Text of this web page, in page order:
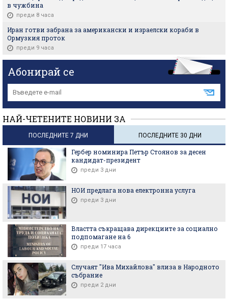
в чужбина
преди 8 часа
Иран готви забрана за американски и израелски кораби в
Ормузкия проток
преди 9 часа
Абонирай се
НАЙ-ЧЕТЕНИТЕ НОВИНИ ЗА
ПОСЛЕДНИТЕ 7 ДНИ ПОСЛЕДНИТЕ 30 ДНИ
Гербер номинира Петър Стоянов за десен
кандидат-президент
преди 3 дни
НОИ предлага нова електронна услуга
преди 3 дни
Властта съкращава дирекциите за социално
подпомагане на 6
преди 17 часа
Случаят "Ива Михайлова" влиза в Народното
събрание
преди 2 дни